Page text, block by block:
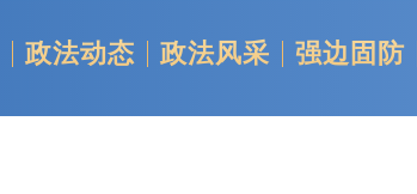
政法动态 政法风采 强边固防